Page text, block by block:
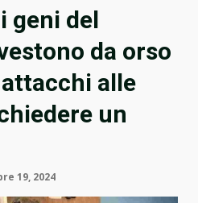
geni del
da orso
alle
un
19, 2024